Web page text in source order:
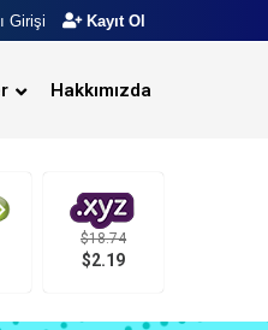
Hakkımızda
$18.74
$2.19